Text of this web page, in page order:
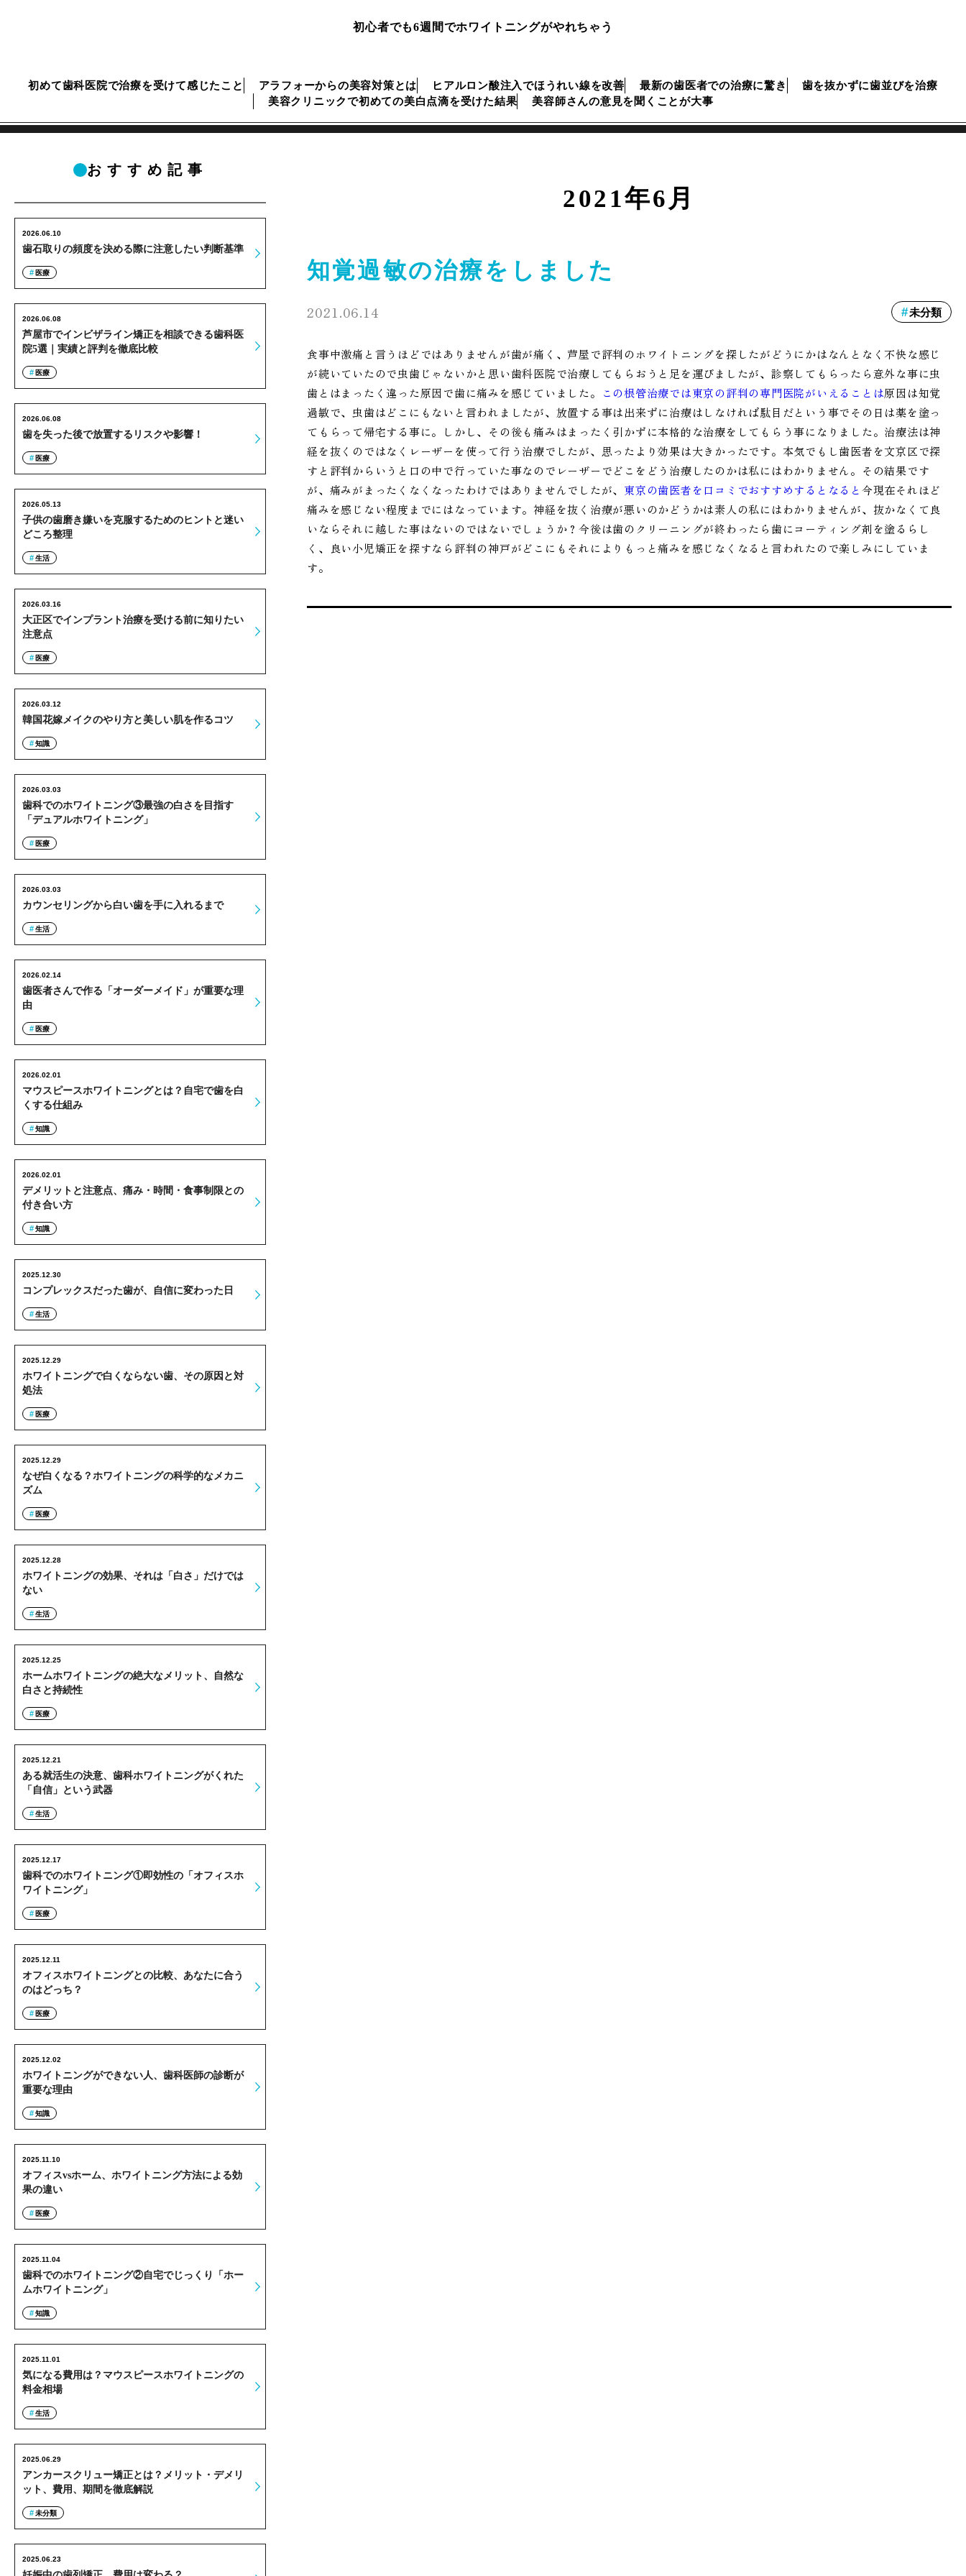
初心者でも6週間でホワイトニングがやれちゃう
初めて歯科医院で治療を受けて感じたこと アラフォーからの美容対策とは ヒアルロン酸注入でほうれい線を改善 最新の歯医者での治療に驚き
歯を抜かずに歯並びを治療
美容クリニックで初めての美白点滴を受けた結果
美容師さんの意見を聞くことが大事
2021年6月
知覚過敏の治療をしました
2021.06.14 未分類
食事中激痛と言うほどではありませんが歯が痛く、芦屋で評判のホワイトニングを探したがどうにかはなんとなく不快な感じ
が続いていたので虫歯じゃないかと思い歯科医院で治療してもらおうと足を運びましたが、診察してもらったら意外な事に虫
歯とはまったく違った原因で歯に痛みを感じていました。
この根管治療では東京の評判の専門医院がいえることは原因は知覚
過敏で、虫歯はどこにもないと言われましたが、放置する事は出来ずに治療はしなければ駄目だという事でその日は薬を塗っ
てもらって帰宅する事に。しかし、その後も痛みはまったく引かずに本格的な治療をしてもらう事になりました。治療法は神
経を抜くのではなくレーザーを使って行う治療でしたが、思ったより効果は大きかったです。本気でもし歯医者を文京区で探
すと評判からいうと口の中で行っていた事なのでレーザーでどこをどう治療したのかは私にはわかりません。その結果です
が、痛みがまったくなくなったわけではありませんでしたが、 東京の歯医者を口コミでおすすめするとなると 今現在それほど
痛みを感じない程度までにはなっています。神経を抜く治療が悪いのかどうかは素人の私にはわかりませんが、抜かなくて良
いならそれに越した事はないのではないでしょうか？今後は歯のクリーニングが終わったら歯にコーティング剤を塗るらし
く、良い小児矯正を探すなら評判の神戸がどこにもそれによりもっと痛みを感じなくなると言われたので楽しみにしていま
す。
おすすめ記事
歯石取りの頻度を決める際に注意したい判断基準
2026.06.10
医療
芦屋市でインビザライン矯正を相談できる歯科医
院5選｜実績と評判を徹底比較
2026.06.08
医療
歯を失った後で放置するリスクや影響！
2026.06.08
医療
子供の歯磨き嫌いを克服するためのヒントと迷い
どころ整理
2026.05.13
生活
大正区でインプラント治療を受ける前に知りたい
注意点
2026.03.16
医療
韓国花嫁メイクのやり方と美しい肌を作るコツ
2026.03.12
知識
歯科でのホワイトニング③最強の白さを目指す
「デュアルホワイトニング」
2026.03.03
医療
カウンセリングから白い歯を手に入れるまで
2026.03.03
生活
歯医者さんで作る「オーダーメイド」が重要な理
由
2026.02.14
医療
マウスピースホワイトニングとは？自宅で歯を白
くする仕組み
2026.02.01
知識
デメリットと注意点、痛み・時間・食事制限との
付き合い方
2026.02.01
知識
コンプレックスだった歯が、自信に変わった日
2025.12.30
生活
ホワイトニングで白くならない歯、その原因と対
処法
2025.12.29
医療
なぜ白くなる？ホワイトニングの科学的なメカニ
ズム
2025.12.29
医療
ホワイトニングの効果、それは「白さ」だけでは
ない
2025.12.28
生活
ホームホワイトニングの絶大なメリット、自然な
白さと持続性
2025.12.25
医療
ある就活生の決意、歯科ホワイトニングがくれた
「自信」という武器
2025.12.21
生活
歯科でのホワイトニング①即効性の「オフィスホ
ワイトニング」
2025.12.17
医療
オフィスホワイトニングとの比較、あなたに合う
のはどっち？
2025.12.11
医療
ホワイトニングができない人、歯科医師の診断が
重要な理由
2025.12.02
知識
オフィスvsホーム、ホワイトニング方法による効
果の違い
2025.11.10
医療
歯科でのホワイトニング②自宅でじっくり「ホー
ムホワイトニング」
2025.11.04
知識
気になる費用は？マウスピースホワイトニングの
料金相場
2025.11.01
生活
アンカースクリュー矯正とは？メリット・デメリ
ット、費用、期間を徹底解説
2025.06.29
未分類
2025.06.23